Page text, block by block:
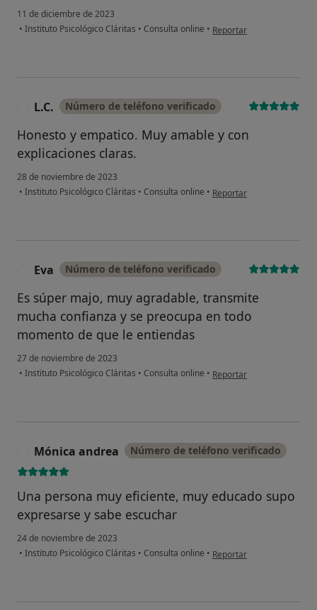
11 de diciembre de 2023
• Instituto Psicológico Cláritas • Consulta online • en opinión del usuario
Reportar
L.C. Número de teléfono verificado
Honesto y empatico. Muy amable y con
explicaciones claras.
28 de noviembre de 2023
• Instituto Psicológico Cláritas • Consulta online • en opinión del usuario L.C.
Reportar
Eva Número de teléfono verificado
Es súper majo, muy agradable, transmite
mucha confianza y se preocupa en todo
momento de que le entiendas
27 de noviembre de 2023
• Instituto Psicológico Cláritas • Consulta online • en opinión del usuario Eva
Reportar
Mónica andrea Número de teléfono verificado
Una persona muy eficiente, muy educado supo
expresarse y sabe escuchar
24 de noviembre de 2023
• Instituto Psicológico Cláritas • Consulta online • en opinión del usuario
Reportar